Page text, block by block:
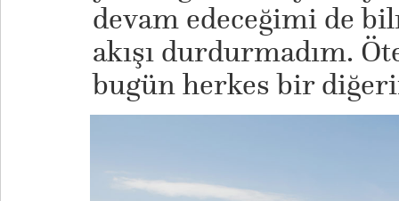
devam edeceğimi de
akışı durdurmadım.
bugün herkes bir